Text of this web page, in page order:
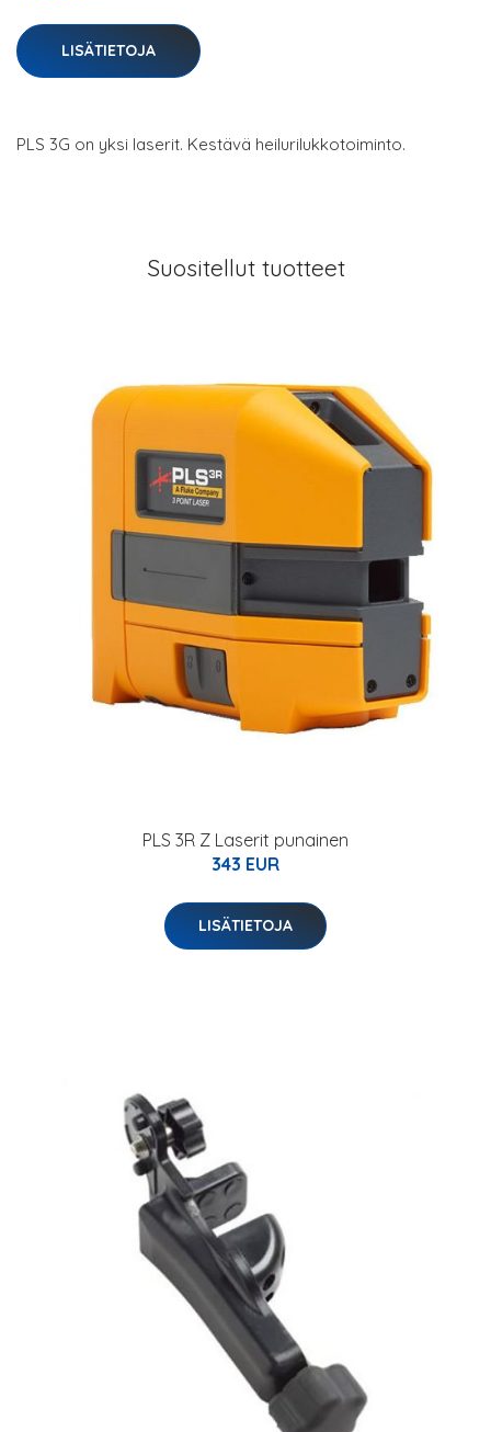
LISÄTIETOJA
PLS 3G on yksi laserit. Kestävä heilurilukkotoiminto.
Suositellut tuotteet
PLS 3R Z Laserit punainen
343 EUR
LISÄTIETOJA